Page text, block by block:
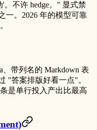
不许 hedge。" 显式禁
一。2026 年的模型可靠
带列名的 Markdown 表
"答案排版好看一点"。
是单行投入产出比最高